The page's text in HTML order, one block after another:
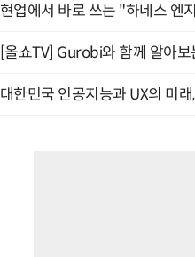
현업에서 바로 쓰는 "하네스 엔
[올쇼TV] Gurobi와 함께 알아
대한민국 인공지능과 UX의 미